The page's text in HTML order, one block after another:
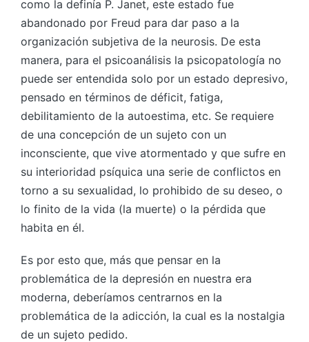
como la definía P. Janet, este estado fue
abandonado por Freud para dar paso a la
organización subjetiva de la neurosis. De esta
manera, para el psicoanálisis la psicopatología no
puede ser entendida solo por un estado depresivo,
pensado en términos de déficit, fatiga,
debilitamiento de la autoestima, etc. Se requiere
de una concepción de un sujeto con un
inconsciente, que vive atormentado y que sufre en
su interioridad psíquica una serie de conflictos en
torno a su sexualidad, lo prohibido de su deseo, o
lo finito de la vida (la muerte) o la pérdida que
habita en él.
Es por esto que, más que pensar en la
problemática de la depresión en nuestra era
moderna, deberíamos centrarnos en la
problemática de la adicción, la cual es la nostalgia
de un sujeto pedido.